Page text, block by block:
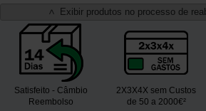
< Exibir produtos no processo de
Satisfeito - Câmbio
Reembolso
2X3X4X sem Custos
de 50 a 2000€²